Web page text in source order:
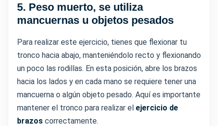
5. Peso muerto, se utiliza
mancuernas u objetos pesados
Para realizar este ejercicio, tienes que flexionar tu
tronco hacia abajo, manteniéndolo recto y flexionando
un poco las rodillas. En esta posición, abre los brazos
hacia los lados y en cada mano se requiere tener una
mancuerna o algún objeto pesado. Aquí es importante
mantener el tronco para realizar el ejercicio de
brazos correctamente.